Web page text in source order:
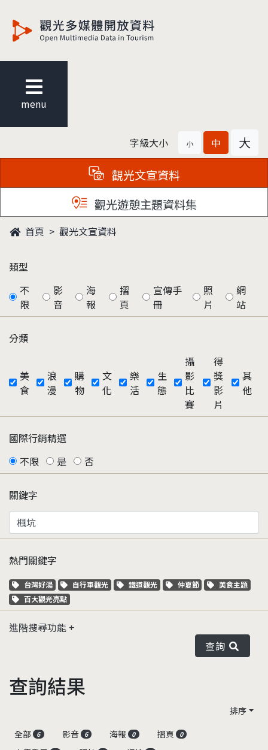
menu
字級大小 小 中 大
觀光文宣資料
觀光遊憩主題資料集
首頁 觀光文宣資料
類型
不
限
影
音
海
報
摺
頁
宣傳手
冊
照
片
網
站
分類
美
食
浪
漫
購
物
文
化
樂
活
生
態
攝
影
比
賽
得
獎
影
片
其
他
國際行銷精選
不限
是 否
關鍵字
熱門關鍵字
關鍵字標籤
台灣好湯 關鍵字標籤
自行車觀光 關鍵字標籤
鐵道觀光 關鍵字標籤
仲夏節 關鍵字標籤
美食主題
關鍵字標籤
百大觀光亮點
進階搜尋功能
查詢
查詢結果
排序
全部
6 影音 6 海報 0 摺頁 0